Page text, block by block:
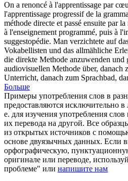
On a renoncé à l'apprentissage par
l'apprentissage progressifde la
méthode directe et passé ensuite par
à l'enseignement programmé, puis à
suggestopédie. Man verzichtete auf
Vokabellisten und das allmähliche
die direkte Methode anzuwenden und
audiovisuellen Methode über, danach
Unterricht, danach zum Sprachbad,
Больше
Примеры употребления слов в
предоставляются исключительно в
е. для изучения употребления
их перевода на другой. Все
из открытых источников с
основе двуязычных данных. Если
орфографическую,
оригинале или переводе,
проблеме" или напишите нам